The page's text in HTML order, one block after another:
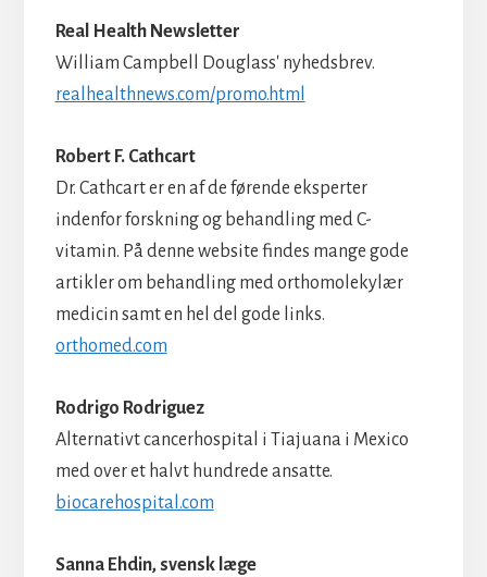
Real Health Newsletter
William Campbell Douglass' nyhedsbrev.
realhealthnews.com/promo.html
Robert F. Cathcart
Dr. Cathcart er en af de førende eksperter
indenfor forskning og behandling med C-
vitamin. På denne website findes mange gode
artikler om behandling med orthomolekylær
medicin samt en hel del gode links.
orthomed.com
Rodrigo Rodriguez
Alternativt cancerhospital i Tiajuana i Mexico
med over et halvt hundrede ansatte.
biocarehospital.com
Sanna Ehdin, svensk læge